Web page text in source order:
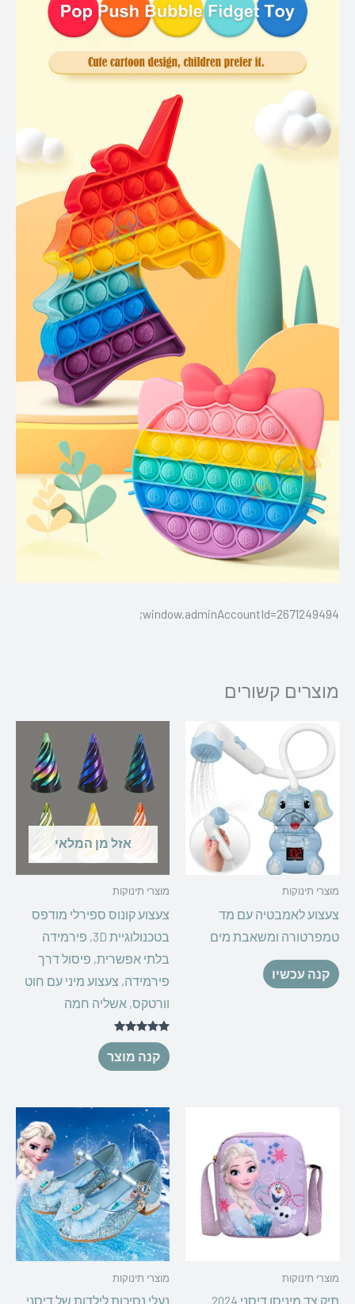
window.adminAccountId=2671249494;
מוצרים קשורים
מוצרי תינוקות
צעצוע לאמבטיה עם מד
טמפרטורה ומשאבת מים
קנה עכשיו
אזל מן המלאי
מוצרי תינוקות
צעצוע קונוס ספירלי מודפס
בטכנולוגיית 3D, פירמידה
בלתי אפשרית, פיסול דרך
פירמידה, צעצוע מיני עם חוט
וורטקס, אשליה חמה
דורג
5.00
מתוך 5קנה מוצר
מוצרי תינוקות
תיק צד מיניסו דיסני 2024
מוצרי תינוקות
נעלי נסיכות לילדות של דיסני